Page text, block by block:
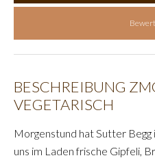
BESCHREIBUNG
VEGETARISCH
Morgenstund hat Sutter
uns im Laden frische Gipfeli,